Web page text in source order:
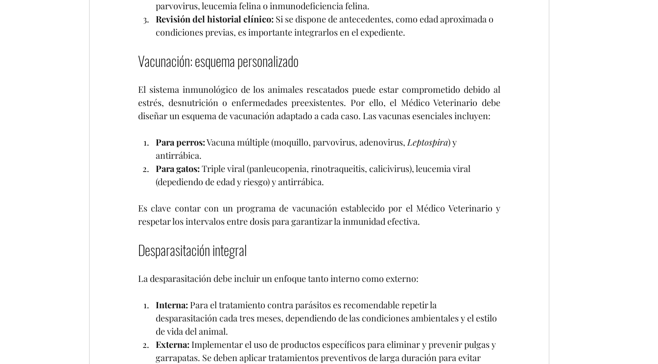
parvovirus, leucemia felina o inmunodeficiencia felina.
Revisión del historial clínico: Si se dispone de antecedentes, como edad aproximada o
condiciones previas, es importante integrarlos en el expediente.
Vacunación: esquema personalizado
El sistema inmunológico de los animales rescatados puede estar comprometido debido al
estrés, desnutrición o enfermedades preexistentes. Por ello, el Médico Veterinario debe
diseñar un esquema de vacunación adaptado a cada caso. Las vacunas esenciales incluyen:
Para perros: Vacuna múltiple (moquillo, parvovirus, adenovirus, Leptospira) y
antirrábica.
Para gatos: Triple viral (panleucopenia, rinotraqueitis, calicivirus), leucemia viral
(depediendo de edad y riesgo) y antirrábica.
Es clave contar con un programa de vacunación establecido por el Médico Veterinario y
respetar los intervalos entre dosis para garantizar la inmunidad efectiva.
Desparasitación integral
La desparasitación debe incluir un enfoque tanto interno como externo:
Interna: Para el tratamiento contra parásitos es recomendable repetir la
desparasitación cada tres meses, dependiendo de las condiciones ambientales y el estilo
de vida del animal.
Externa: Implementar el uso de productos específicos para eliminar y prevenir pulgas y
garrapatas. Se deben aplicar tratamientos preventivos de larga duración para evitar